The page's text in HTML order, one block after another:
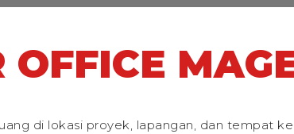
OFFICE
di lokasi proyek, lapangan, dan tempat